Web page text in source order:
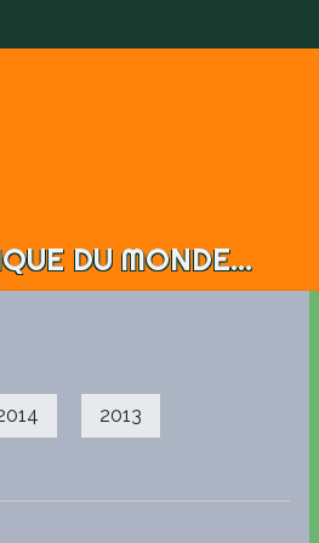
DU MONDE...
2013